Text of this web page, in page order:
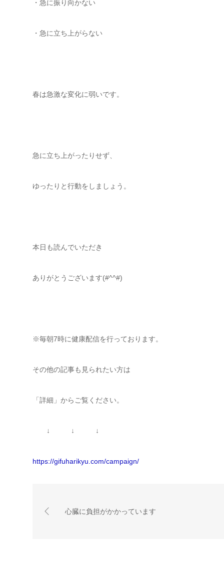
・急に振り向かない
・急に立ち上がらない
春は急激な変化に弱いです。
急に立ち上がったりせず、
ゆったりと行動をしましょう。
本日も読んでいただき
ありがとうございます(#^^#)
※毎朝7時に健康配信を行っております。
その他の記事も見られたい方は
「詳細」からご覧ください。
↓ ↓ ↓
https://gifuharikyu.com/campaign/
心臓に負担がかかっています